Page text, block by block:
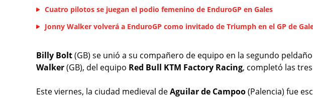
Cuatro pilotos se juegan el podio femenino de EnduroGP en Gales
Jonny Walker volverá a EnduroGP como invitado de Triumph en el GP de
Billy Bolt(GB) se unió a su compañero de equipo en la segundo
Walker(GB), del equipo Red Bull KTM Factory Racing, completó las
Este viernes, la ciudad medieval deAguilar de Campoo(Palencia) fue